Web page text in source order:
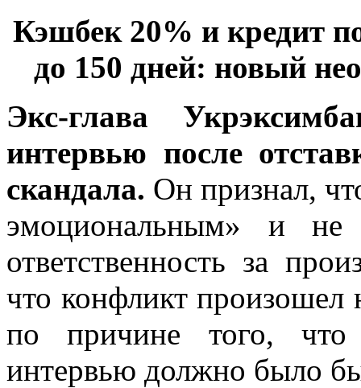
Кэшбек 20% и кредит
до 150 дней: новый
Экс-глава
интервью после
скандала. Он признал,
эмоциональным» и
ответственность за
что конфликт произошел
по причине того, что
интервью должно было